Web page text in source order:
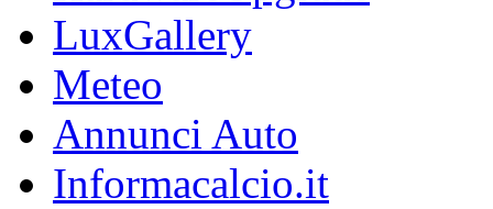
LuxGallery
Meteo
Annunci Auto
Informacalcio.it